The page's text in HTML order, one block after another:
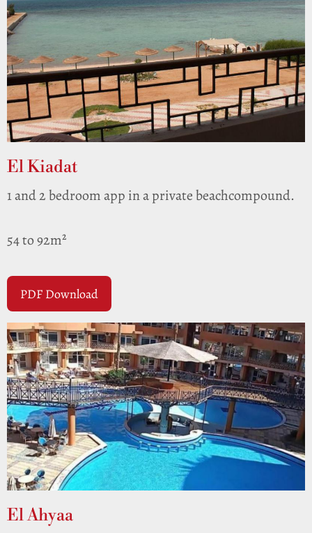
El Kiadat
1 and 2 bedroom app in a private beachcompound.
54 to 92m²
PDF Download
El Ahyaa